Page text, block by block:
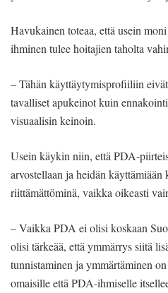
Havukainen toteaa, että usein
ihminen tulee hoitajien taholta
– Tähän käyttäytymisprofiiliin
tavalliset apukeinot kuin
visuaalisin keinoin.
Usein käykin niin, että PDA-
arvostellaan ja heidän
riittämättöminä, vaikka oikeasti
– Vaikka PDA ei olisi koskaan
olisi tärkeää, että ymmärrys siitä
tunnistaminen ja ymmärtäminen
omaisille että PDA-ihmiselle